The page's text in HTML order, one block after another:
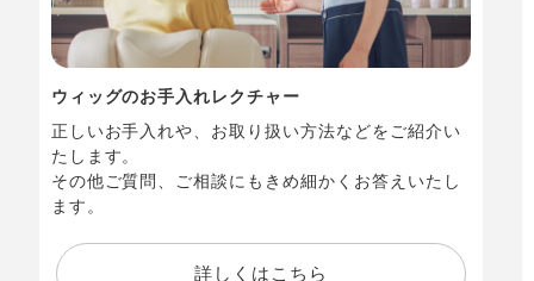
ウィッグのお手入れレクチャー
正しいお手入れや、お取り扱い方法などをご紹介い
たします。
その他ご質問、ご相談にもきめ細かくお答えいたし
ます。
詳しくはこちら